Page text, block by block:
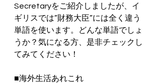
Secretaryをご紹介しましたが、イ
ギリスでは”財務大臣”には全く違う
単語を使います。どんな単語でしょ
うか？気になる方、是非チェックし
てみてください！
■海外生活あれこれ